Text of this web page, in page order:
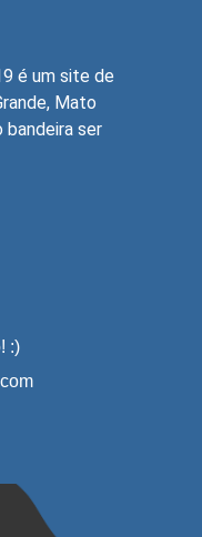
é um site de
Mato
bandeira ser
:)